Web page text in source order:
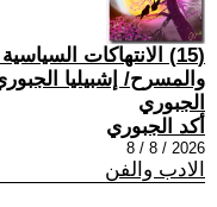
(15) الانتهاكات
والمسرح/ إشبيليا
الجبوري
أكد الجبوري
2026 / 8 / 8
الادب والفن